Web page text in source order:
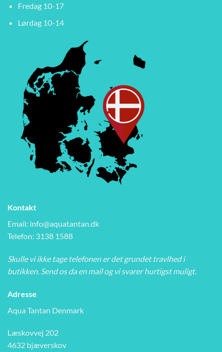
Fredag 10-17
Lørdag 10-14
Kontakt
Email: info@aquatantan.dk
Telefon: 3138 1588
Skulle vi ikke tage telefonen er det grundet travlhed i
butikken. Send os da en mail og vi svarer hurtigst muligt.
Adresse
Aqua Tantan Denmark
Læskovvej 202
4632 bjæverskov